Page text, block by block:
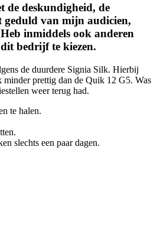
de deskundigheid, de
geduld van mijn audicien,
inmiddels ook anderen
bedrijf te kiezen.
de duurdere Signia Silk. Hierbij
prettig dan de Quik 12 G5. Was
weer terug had.
te halen.
slechts een paar dagen.